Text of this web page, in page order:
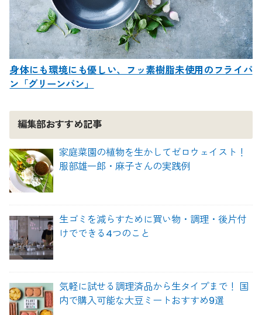
身体にも環境にも優しい、フッ素樹脂未使用のフライパ
ン「グリーンパン」
編集部おすすめ記事
家庭菜園の植物を生かしてゼロウェイスト！
服部雄一郎・麻子さんの実践例
生ゴミを減らすために買い物・調理・後片付
けでできる4つのこと
気軽に試せる調理済品から生タイプまで！ 国
内で購入可能な大豆ミートおすすめ9選